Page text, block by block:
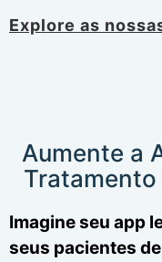
Explore as
Aumente a
Imagine seu app
seus pacientes